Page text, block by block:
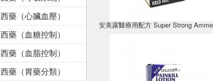
西藥（心臟血壓）
西藥（血糖控制）
西藥（血脂控制）
西藥（胃藥分類）